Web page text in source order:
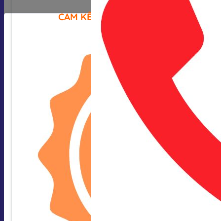
CAM KẾT CỦA CHÚNG TÔI